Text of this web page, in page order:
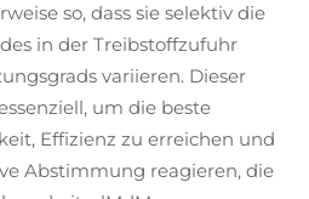
so, dass sie selektiv die
in der Treibstoffzufuhr
variieren. Dieser
um die beste
Effizienz zu erreichen und
Abstimmung reagieren, die